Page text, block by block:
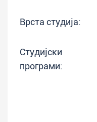
Врста студија:
Студијски
програми: